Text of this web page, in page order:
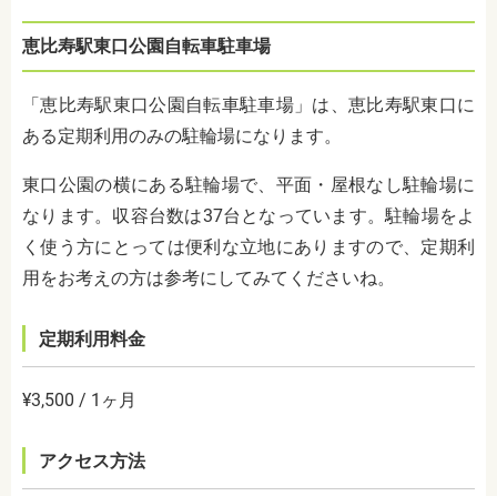
恵比寿駅東口公園自転車駐車場
「恵比寿駅東口公園自転車駐車場」は、恵比寿駅東口に
ある定期利用のみの駐輪場になります。
東口公園の横にある駐輪場で、平面・屋根なし駐輪場に
なります。収容台数は37台となっています。駐輪場をよ
く使う方にとっては便利な立地にありますので、定期利
用をお考えの方は参考にしてみてくださいね。
定期利用料金
¥3,500 / 1ヶ月
アクセス方法